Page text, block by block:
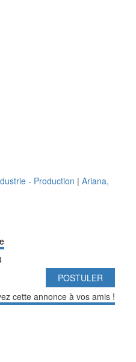
- Production | Ariana,
POSTULER
cette annonce à vos amis !